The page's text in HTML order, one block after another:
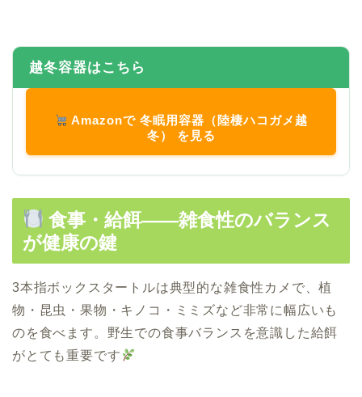
越冬容器はこちら
Amazonで 冬眠用容器（陸棲ハコガメ越
冬） を見る
食事・給餌――雑食性のバランス
が健康の鍵
3本指ボックスタートルは典型的な雑食性カメで、植
物・昆虫・果物・キノコ・ミミズなど非常に幅広いも
のを食べます。野生での食事バランスを意識した給餌
がとても重要です